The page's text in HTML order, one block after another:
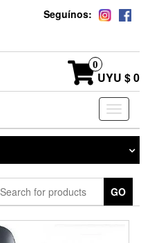
Seguínos:
0
UYU $ 0
Toggle
GO